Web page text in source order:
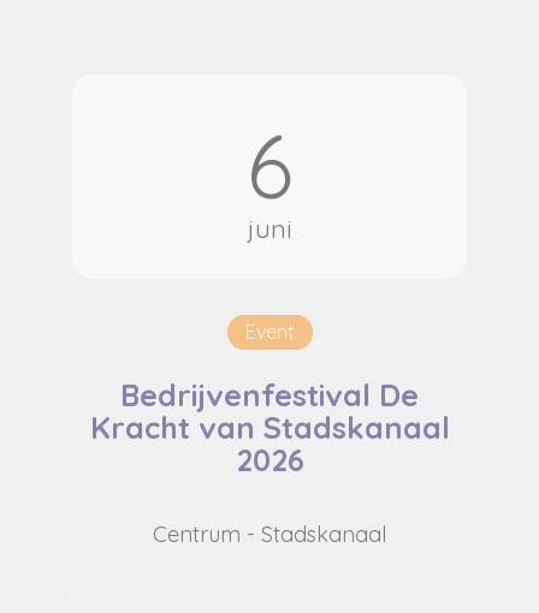
6
juni
Event
Bedrijvenfestival De
Kracht van Stadskanaal
2026
Centrum - Stadskanaal